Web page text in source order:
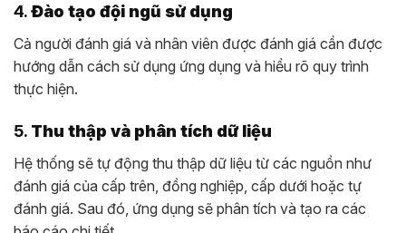
4.Đào tạo đội ngũ sử dụng
Cả người đánh giá và nhân viên được đánh giá cần được
hướng dẫn cách sử dụng ứng dụng và hiểu rõ quy trình
thực hiện.
5. Thu thập và phân tích dữ liệu
Hệ thống sẽ tự động thu thập dữ liệu từ các nguồn như
đánh giá của cấp trên, đồng nghiệp, cấp dưới hoặc tự
đánh giá. Sau đó, ứng dụng sẽ phân tích và tạo ra các